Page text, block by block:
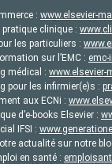
: www.elsevier-
clinique :
les particuliers :
sur l’EMC :
médical : www.elsevier-
pour les infirmier(e)s :
aux ECNi :
d’e-books Elsevier :
IFSI :
actualité sur notre
en santé :